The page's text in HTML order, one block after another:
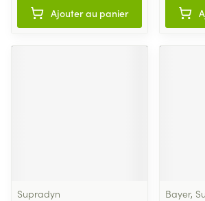
Ajouter au panier
Supradyn
Bayer,